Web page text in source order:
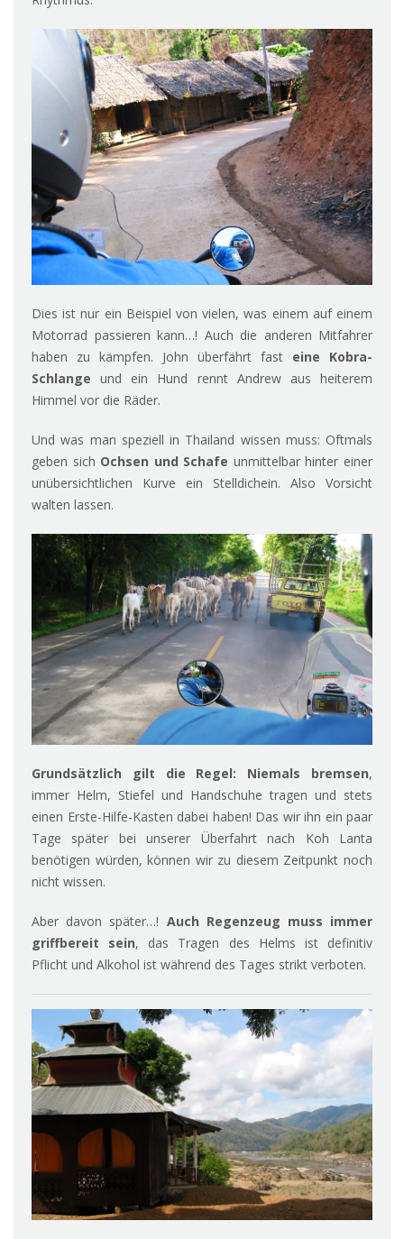
Dies ist nur ein Beispiel von vielen, was einem auf einem
Motorrad passieren kann…! Auch die anderen Mitfahrer
haben zu kämpfen. John überfährt fast eine Kobra-
Schlange und ein Hund rennt Andrew aus heiterem
Himmel vor die Räder.
Und was man speziell in Thailand wissen muss: Oftmals
geben sich Ochsen und Schafe unmittelbar hinter einer
unübersichtlichen Kurve ein Stelldichein. Also Vorsicht
walten lassen.
Grundsätzlich gilt die Regel: Niemals bremsen,
immer Helm, Stiefel und Handschuhe tragen und stets
einen Erste-Hilfe-Kasten dabei haben! Das wir ihn ein paar
Tage später bei unserer Überfahrt nach Koh Lanta
benötigen würden, können wir zu diesem Zeitpunkt noch
nicht wissen.
Aber davon später…! Auch Regenzeug muss immer
griffbereit sein, das Tragen des Helms ist definitiv
Pflicht und Alkohol ist während des Tages strikt verboten.